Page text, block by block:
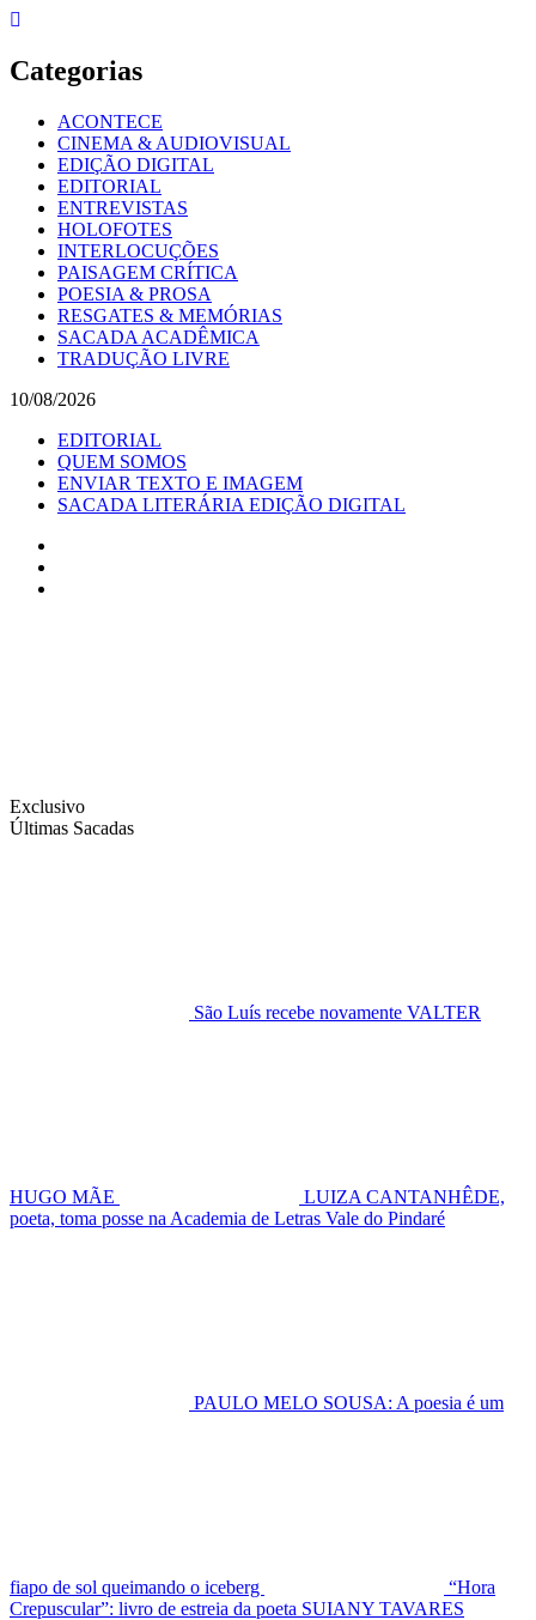
Skip
content
Categorias
ACONTECE
CINEMA & AUDIOVISUAL
EDIÇÃO DIGITAL
EDITORIAL
ENTREVISTAS
HOLOFOTES
INTERLOCUÇÕES
PAISAGEM CRÍTICA
POESIA & PROSA
RESGATES & MEMÓRIAS
SACADA ACADÊMICA
TRADUÇÃO LIVRE
10/08/2026
EDITORIAL
QUEM SOMOS
ENVIAR TEXTO E IMAGEM
SACADA LITERÁRIA EDIÇÃO DIGITAL
Exclusivo
Últimas Sacadas
São Luís recebe novamente VALTER
HUGO MÃE
LUIZA CANTANHÊDE,
poeta, toma posse na Academia de Letras Vale do Pindaré
PAULO MELO SOUSA: A poesia é um
fiapo de sol queimando o iceberg
“Hora
Crepuscular”: livro de estreia da poeta SUIANY TAVARES